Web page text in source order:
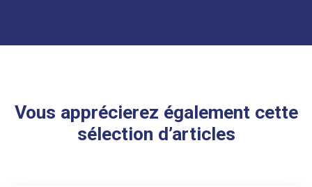
Vous apprécierez également cette
sélection d’articles